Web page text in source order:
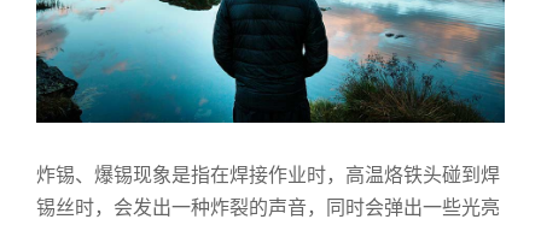
云方动态
炸锡、爆锡现象是指在焊接作业时，高温烙铁头碰到焊
锡丝时，会发出一种炸裂的声音，同时会弹出一些光亮